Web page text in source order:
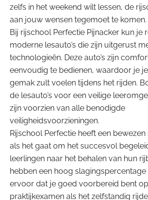
zelfs in het weekend wilt lessen, de
aan jouw wensen tegemoet te komen.
Bij rijschool Perfectie Pijnacker kun je
moderne lesauto’s die zijn uitgerust
technologieën. Deze auto’s zijn
eenvoudig te bedienen, waardoor je
gemak zult voelen tijdens het rijden.
de lesauto’s voor een veilige
zijn voorzien van alle benodigde
veiligheidsvoorzieningen.
Rijschool Perfectie heeft een
als het gaat om het succesvol
leerlingen naar het behalen van hun
hebben een hoog
ervoor dat je goed voorbereid bent
praktijkexamen als het zelfstandig